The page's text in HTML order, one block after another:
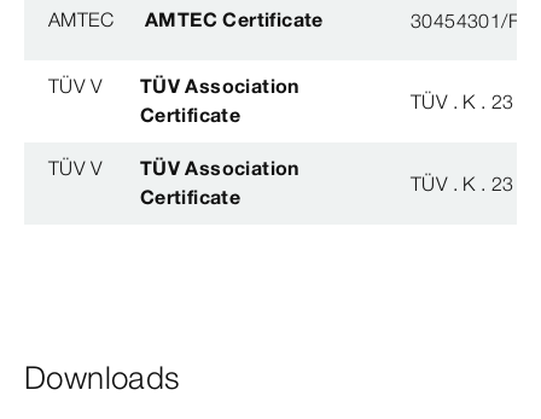
AMTEC AMTEC Certificate 30454301/
TÜV V
TÜV Association
Certificate
TÜV . K . 23 -
TÜV V
TÜV Association
Certificate
TÜV . K . 23 -
Downloads